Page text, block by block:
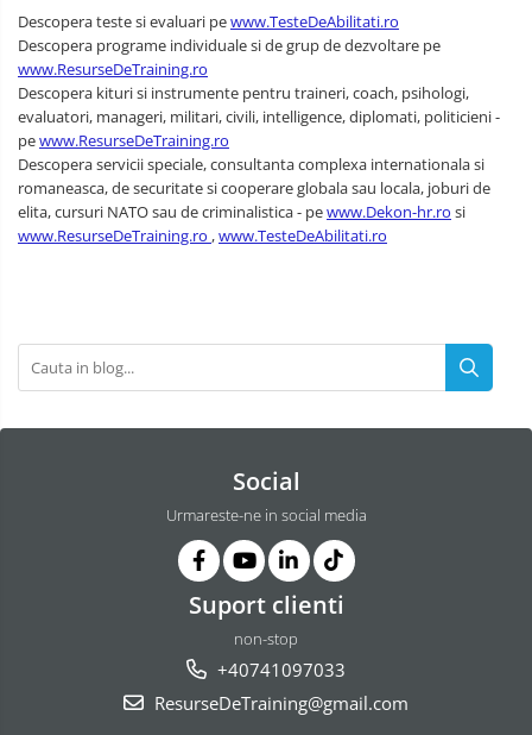
Descopera teste si evaluari pewww.TesteDeAbilitati.ro
Descopera programe individuale si de grup de dezvoltare pe
www.ResurseDeTraining.ro
Descopera kituri si instrumente pentru traineri, coach, psihologi,
evaluatori, manageri, militari, civili, intelligence, diplomati, politicieni -
pewww.ResurseDeTraining.ro
Descopera servicii speciale, consultanta complexa internationala si
romaneasca, de securitate si cooperare globala sau locala, joburi de
elita, cursuri NATO sau de criminalistica - pewww.Dekon-hr.ro si
www.ResurseDeTraining.ro ,www.TesteDeAbilitati.ro
Social
Urmareste-ne in social media
Suport clienti
non-stop
+40741097033
ResurseDeTraining@gmail.com